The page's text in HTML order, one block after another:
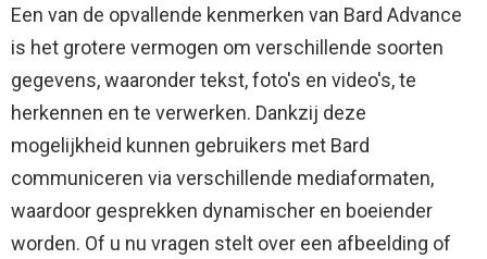
Een van de opvallende kenmerken van Bard Advance
is het grotere vermogen om verschillende soorten
gegevens, waaronder tekst, foto's en video's, te
herkennen en te verwerken. Dankzij deze
mogelijkheid kunnen gebruikers met Bard
communiceren via verschillende mediaformaten,
waardoor gesprekken dynamischer en boeiender
worden. Of u nu vragen stelt over een afbeelding of